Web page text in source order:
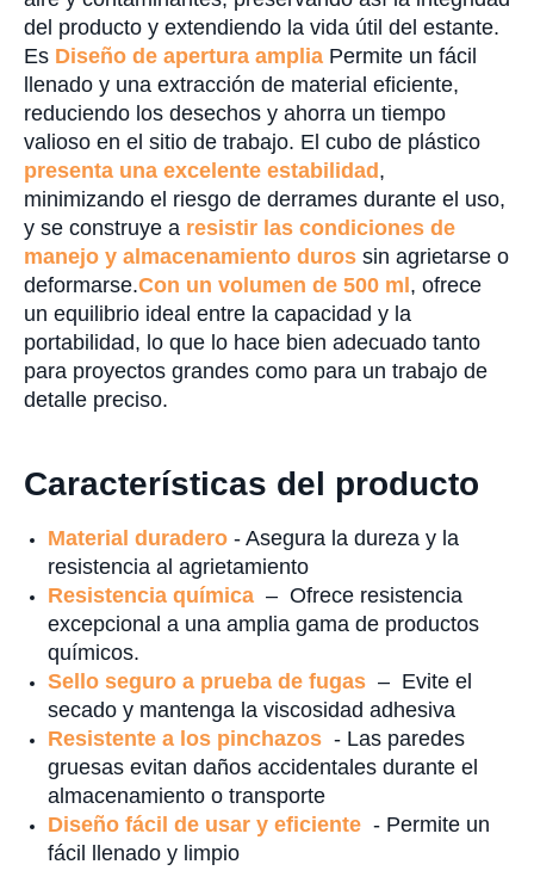
del producto y extendiendo la vida útil del estante.
Es Diseño de apertura amplia Permite un fácil
llenado y una extracción de material eficiente,
reduciendo los desechos y ahorra un tiempo
valioso en el sitio de trabajo. El cubo de plástico
presenta una excelente estabilidad ,
minimizando el riesgo de derrames durante el uso,
y se construye a resistir las condiciones de
manejo y almacenamiento duros sin agrietarse o
deformarse.Con un volumen de 500 ml , ofrece
un equilibrio ideal entre la capacidad y la
portabilidad, lo que lo hace bien adecuado tanto
para proyectos grandes como para un trabajo de
detalle preciso.
Características del producto
Material duradero - Asegura la dureza y la
resistencia al agrietamiento
Resistencia química – Ofrece resistencia
excepcional a una amplia gama de productos
químicos.
Sello seguro a prueba de fugas – Evite el
secado y mantenga la viscosidad adhesiva
Resistente a los pinchazos - Las paredes
gruesas evitan daños accidentales durante el
almacenamiento o transporte
Diseño fácil de usar y eficiente - Permite un
fácil llenado y limpio